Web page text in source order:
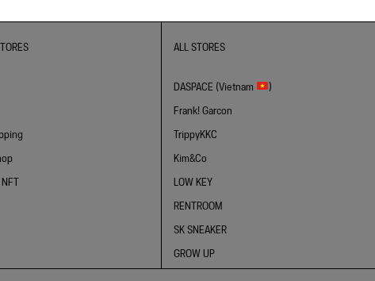
ALL STORES
DASPACE (Vietnam
)
Frank! Garcon
TrippyKKC
Kim&Co
LOW KEY
RENTROOM
SK SNEAKER
GROW UP